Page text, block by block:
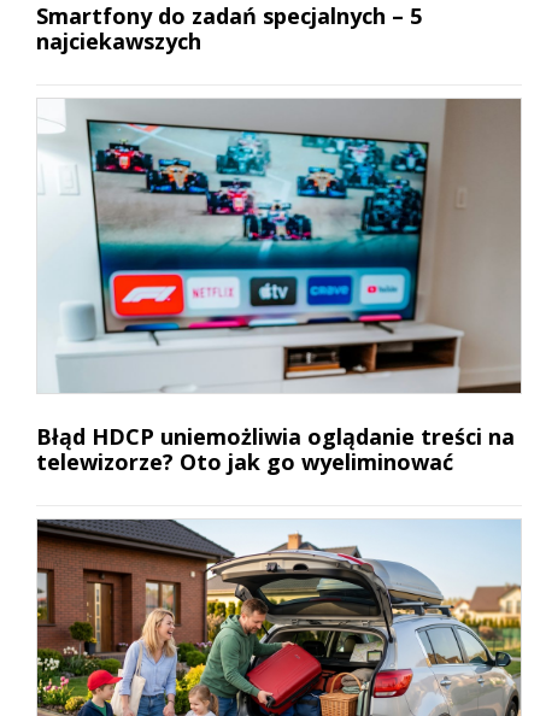
Smartfony do zadań specjalnych – 5
najciekawszych
Błąd HDCP uniemożliwia oglądanie treści na
telewizorze? Oto jak go wyeliminować